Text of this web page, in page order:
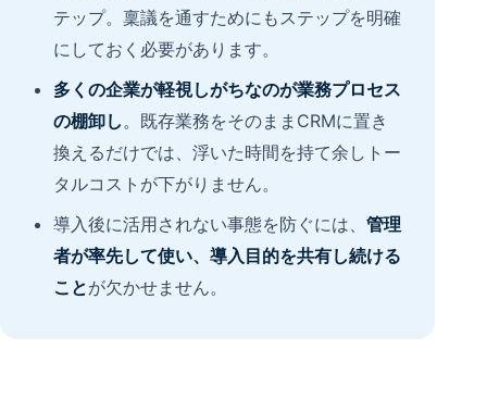
テップ。稟議を通すためにもステップを明確
にしておく必要があります。
多くの企業が軽視しがちなのが業務プロセス
の棚卸し 。既存業務をそのままCRMに置き
換えるだけでは、浮いた時間を持て余しトー
タルコストが下がりません。
導入後に活用されない事態を防ぐには、 管理
者が率先して使い、導入目的を共有し続ける
ことが欠かせません。